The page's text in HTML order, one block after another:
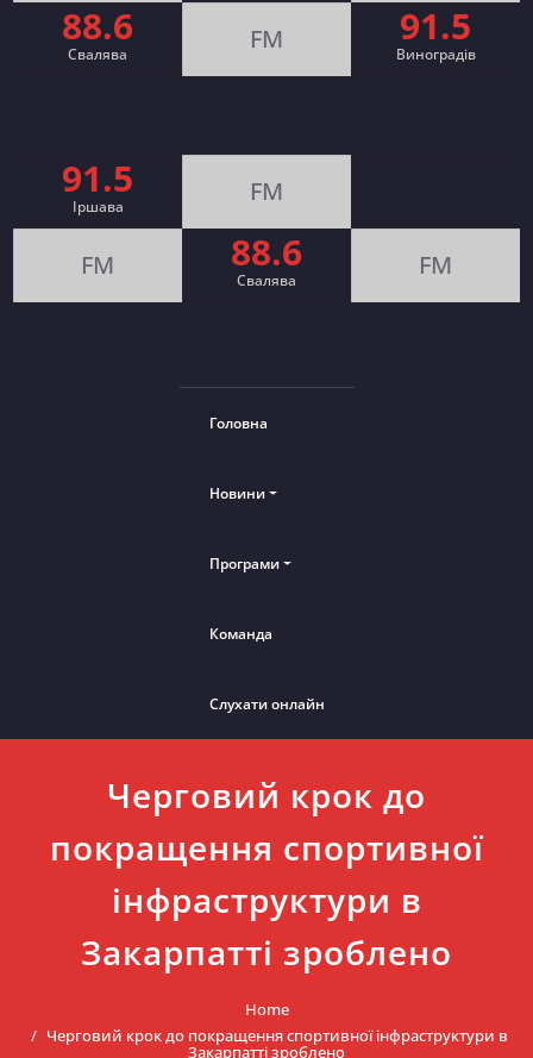
88.6
Свалява FM 91.5
Виноградів
91.5
Іршава FM
FM 88.6
Cвалява FM
Головна
Новини
Програми
Команда
Слухати онлайн
Черговий крок до
покращення спортивної
інфраструктури в
Закарпатті зроблено
Home
Черговий крок до покращення спортивної інфраструктури в
Закарпатті зроблено